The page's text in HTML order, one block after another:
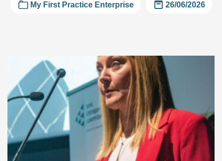
Que cherchez-vous ?
My First Practice Enterprise 26/06/2026